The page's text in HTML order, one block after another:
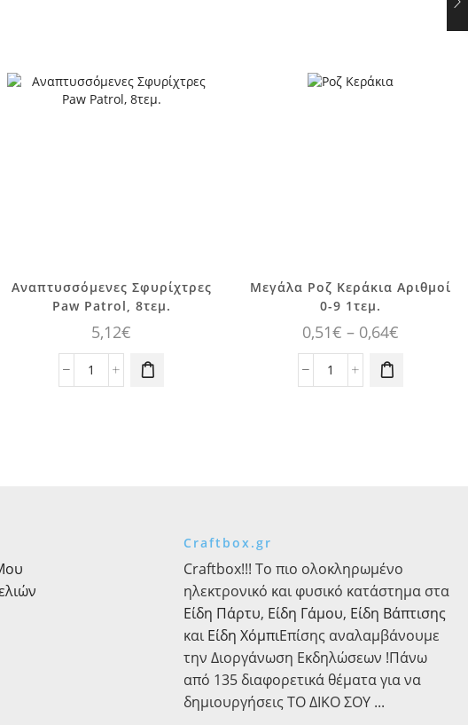
Αναπτυσσόμενες Σφυρίχτρες
Paw Patrol, 8τεμ.
5,12€
Αναπτυσσόμενες
Μεγάλα Ροζ Κεράκια Αριθμοί
0-9 1τεμ.
0,51€ – 0,64€Price
Μεγάλα
Αυτό το
προϊόν έχει
παραλλαγές.
Οι επιλογές
μπορούν να
Craftbox.gr
Craftbox!!! Το πιο ολοκληρωμένο
ηλεκτρονικό και φυσικό κατάστημα στα
Είδη Πάρτυ, Είδη Γάμου, Είδη Βάπτισης
και Είδη ΧόμπιΕπίσης αναλαμβάνουμε
την Διοργάνωση Εκδηλώσεων !Πάνω
από 135 διαφορετικά θέματα για να
δημιουργήσεις ΤΟ ΔΙΚΟ ΣΟΥ ...